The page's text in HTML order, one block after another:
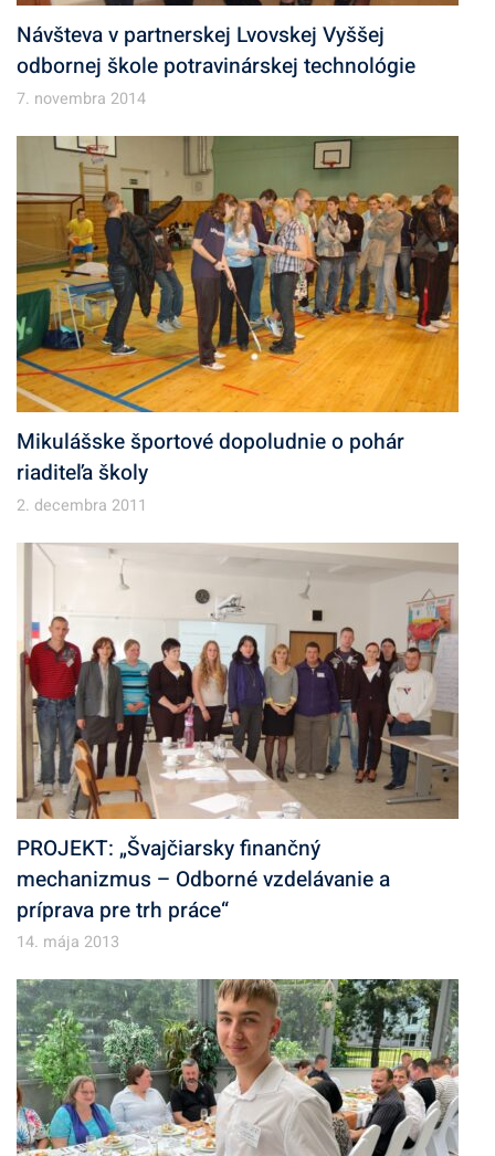
Návšteva v partnerskej Lvovskej Vyššej
odbornej škole potravinárskej technológie
7. novembra 2014
Mikulášske športové dopoludnie o pohár
riaditeľa školy
2. decembra 2011
PROJEKT: „Švajčiarsky finančný
mechanizmus – Odborné vzdelávanie a
príprava pre trh práce“
14. mája 2013